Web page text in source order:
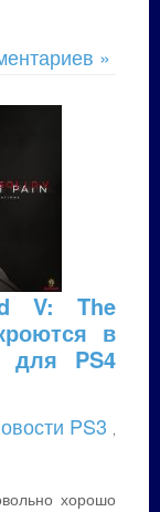
»
V: The
в
для PS4
PS3
хорошо